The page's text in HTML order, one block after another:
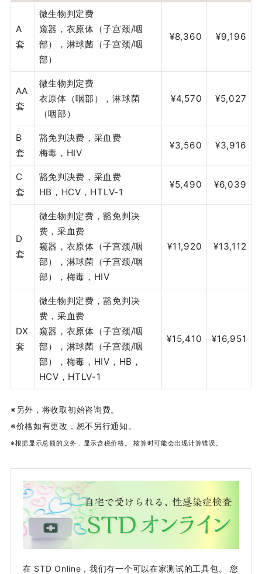
A
套
微生物判定费
窥器，衣原体（子宫颈/咽
部），淋球菌（子宫颈/咽
部）
¥8,360 ¥9,196
AA
套
微生物判定费
衣原体（咽部），淋球菌
（咽部）
¥4,570 ¥5,027
B
套
豁免判决费，采血费
梅毒，HIV
¥3,560 ¥3,916
C
套
豁免判决费，采血费
HB，HCV，HTLV-1
¥5,490 ¥6,039
D
套
微生物判定费，豁免判决
费，采血费
窥器，衣原体（子宫颈/咽
部），淋球菌（子宫颈/咽
部），梅毒，HIV
¥11,920 ¥13,112
DX
套
微生物判定费，豁免判决
费，采血费
窥器，衣原体（子宫颈/咽
部），淋球菌（子宫颈/咽
部），梅毒，HIV，HB，
HCV，HTLV-1
¥15,410 ¥16,951
※另外，将收取初始咨询费。
※价格如有更改，恕不另行通知。
※根据显示总额的义务，显示含税价格。 核算时可能会出现计算错误。
在 STD Online，我们有一个可以在家测试的工具包。 您